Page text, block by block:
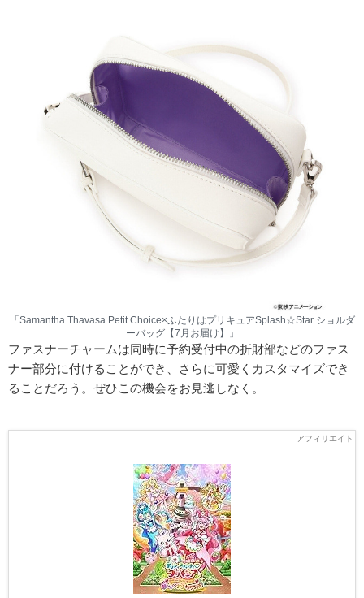
「Samantha Thavasa Petit Choice×ふたりはプリキュアSplash☆Star ショルダ
ーバッグ【7月お届け】」
ファスナーチャームは同時に予約受付中の折財部などのファス
ナー部分に付けることができ、さらに可愛くカスタマイズでき
ることだろう。ぜひこの機会をお見逃しなく。